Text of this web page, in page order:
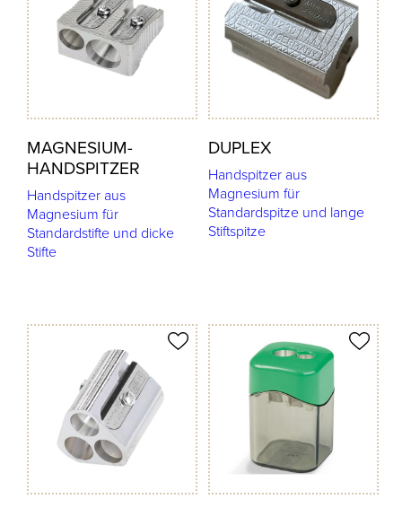
MAGNESIUM-
HANDSPITZER
Handspitzer aus
Magnesium für
Standardstifte und dicke
Stifte
DUPLEX
Handspitzer aus
Magnesium für
Standardspitze und lange
Stiftspitze
merken Produkt merken